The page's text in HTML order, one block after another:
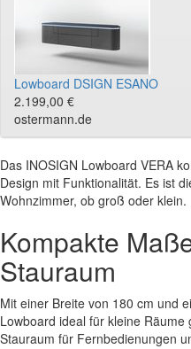
Lowboard DSIGN ESANO
2.199,00 €
ostermann.de
Das INOSIGN Lowboard VERA
Design mit Funktionalität. Es ist
Wohnzimmer, ob groß oder klein.
Kompakte
Stauraum
Mit einer Breite von 180 cm und
Lowboard ideal für kleine
Stauraum für Fernbedienungen